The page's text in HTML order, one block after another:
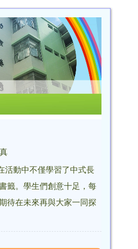
活動中不僅學習了中式長
籤。學生們創意十足，每
待在未來再與大家一同探